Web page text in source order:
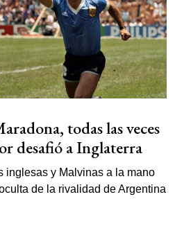
todas las veces
desafió a Inglaterra